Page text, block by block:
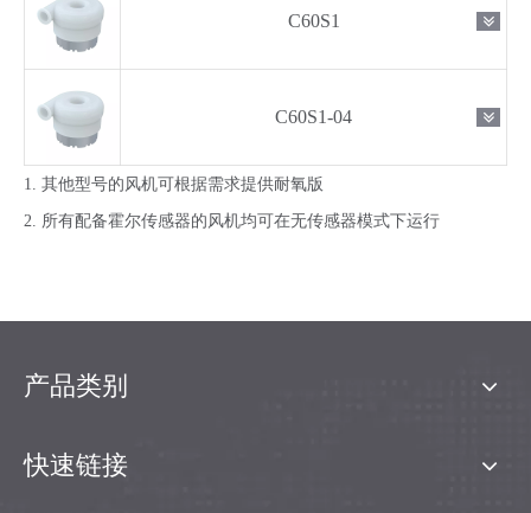
C60S1
C60S1-04
1. 其他型号的风机可根据需求提供耐氧版
2. 所有配备霍尔传感器的风机均可在无传感器模式下运行
产品类别
快速链接